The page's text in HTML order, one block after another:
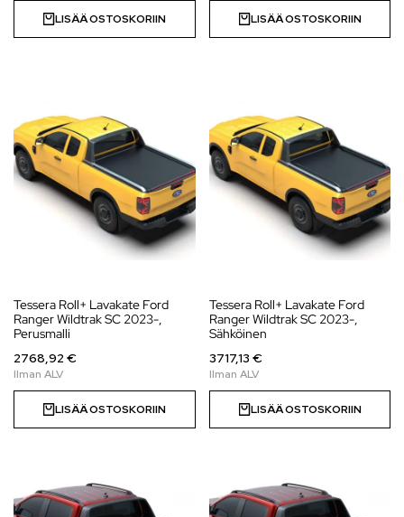
LISÄÄ OSTOSKORIIN LISÄÄ OSTOSKORIIN
Tessera Roll+ Lavakate Ford
Ranger Wildtrak SC 2023-,
Perusmalli
2768,92 €
LISÄÄ OSTOSKORIIN
Tessera Roll+ Lavakate Ford
Ranger Wildtrak SC 2023-,
Sähköinen
3717,13 €
LISÄÄ OSTOSKORIIN